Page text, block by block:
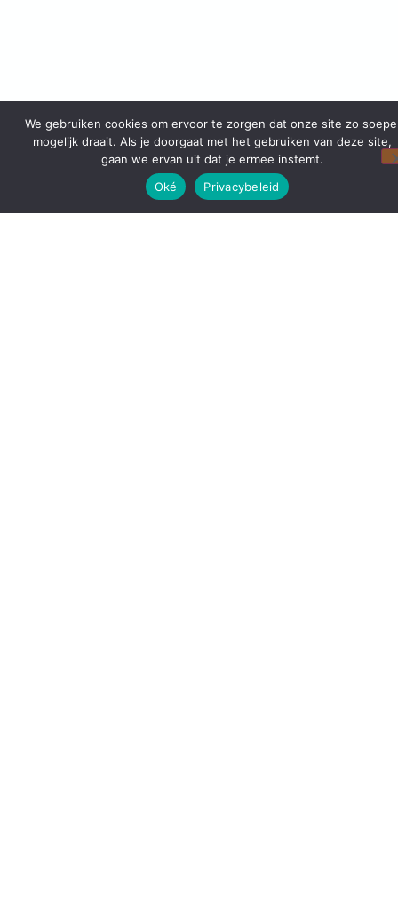
We gebruiken cookies om ervoor te zorgen dat onze site zo
mogelijk draait. Als je doorgaat met het gebruiken van deze site,
gaan we ervan uit dat je ermee instemt.
Oké
Privacybeleid